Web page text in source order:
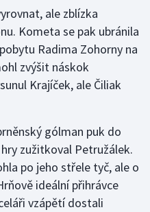
ale zblízka
Kometa se pak ubránila
Radima Zohorny na
zvýšit náskok
Krajíček, ale Čiliak
gólman puk do
zužitkoval Petružálek.
po jeho střele tyč, ale o
ideální přihrávce
vzápětí dostali